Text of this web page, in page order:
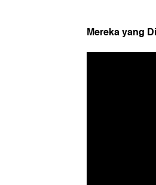
Mereka yang